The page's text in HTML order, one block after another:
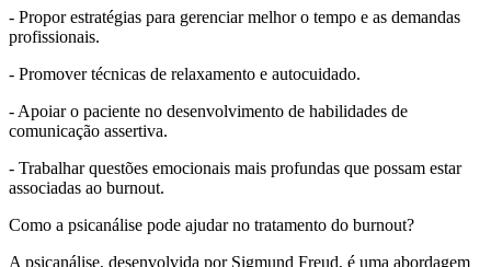
- Propor estratégias para gerenciar melhor o tempo e as demandas
profissionais.
- Promover técnicas de relaxamento e autocuidado.
- Apoiar o paciente no desenvolvimento de habilidades de
comunicação assertiva.
- Trabalhar questões emocionais mais profundas que possam estar
associadas ao burnout.
Como a psicanálise pode ajudar no tratamento do burnout?
A psicanálise, desenvolvida por Sigmund Freud, é uma abordagem